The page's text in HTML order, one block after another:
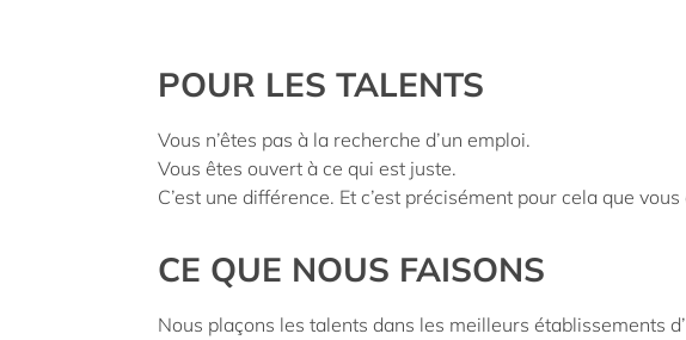
POUR LES TALENTS
Vous n’êtes pas à la recherche d’un emploi.
Vous êtes ouvert à ce qui est juste.
C’est une différence. Et c’est précisément pour cela que vous
CE QUE NOUS FAISONS
Nous plaçons les talents dans les meilleurs établissements